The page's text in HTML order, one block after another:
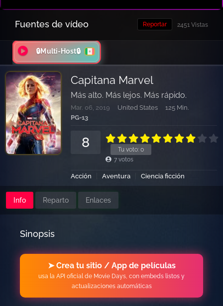
Fuentes de vídeo 2451 Vistas
Reportar
🔒Multi-Host🔒
Capitana Marvel
Más alto. Más lejos. Más rápido.
Mar. 06, 2019 United States
125 Min.
PG-13
Tu voto: 0
8
7 votos
Acción Aventura Ciencia ficción
Info Reparto Enlaces
Sinopsis
➤ Crea tu sitio / App de películas
usa la API oficial de Movie Days, con embeds listos y
actualizaciones automáticas